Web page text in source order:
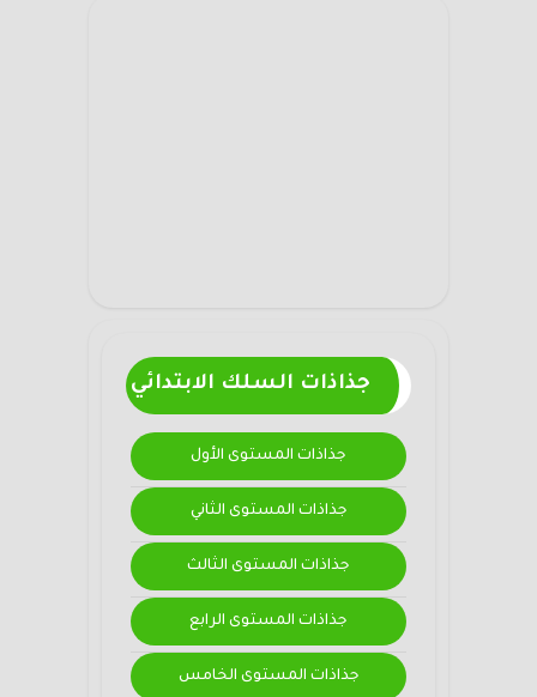
جذاذات السلك الابتدائي
جذاذات المستوى الأول
جذاذات المستوى الثاني
جذاذات المستوى الثالث
جذاذات المستوى الرابع
جذاذات المستوى الخامس